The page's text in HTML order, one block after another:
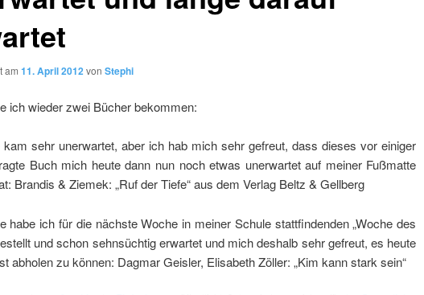
am 11. April 2012von Stephi
ich wieder zwei Bücher bekommen:
sehr unerwartet, aber ich hab mich sehr gefreut, dass dieses vor einiger
Buch mich heute dann nun noch etwas unerwartet auf meiner Fußmatte
Brandis & Ziemek: „Ruf der Tiefe“ aus dem Verlag Beltz & Gellberg
habe ich für die nächste Woche in meiner Schule stattfindenden „Woche des
und schon sehnsüchtig erwartet und mich deshalb sehr gefreut, es heute
abholen zu können: Dagmar Geisler, Elisabeth Zöller: „Kim kann stark sein“